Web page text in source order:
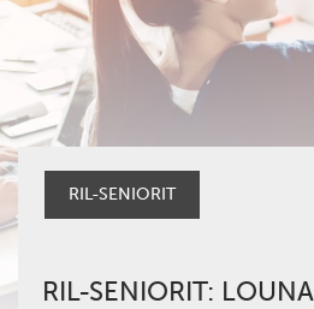
RIL-SENIORIT
RIL-SENIORIT: